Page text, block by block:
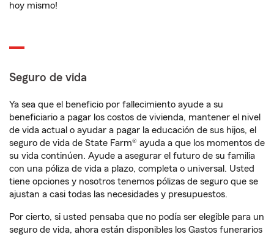
hoy mismo!
Seguro de vida
Ya sea que el beneficio por fallecimiento ayude a su
beneficiario a pagar los costos de vivienda, mantener el nivel
de vida actual o ayudar a pagar la educación de sus hijos, el
seguro de vida de State Farm® ayuda a que los momentos de
su vida continúen. Ayude a asegurar el futuro de su familia
con una póliza de vida a plazo, completa o universal. Usted
tiene opciones y nosotros tenemos pólizas de seguro que se
ajustan a casi todas las necesidades y presupuestos.
Por cierto, si usted pensaba que no podía ser elegible para un
seguro de vida, ahora están disponibles los Gastos funerarios